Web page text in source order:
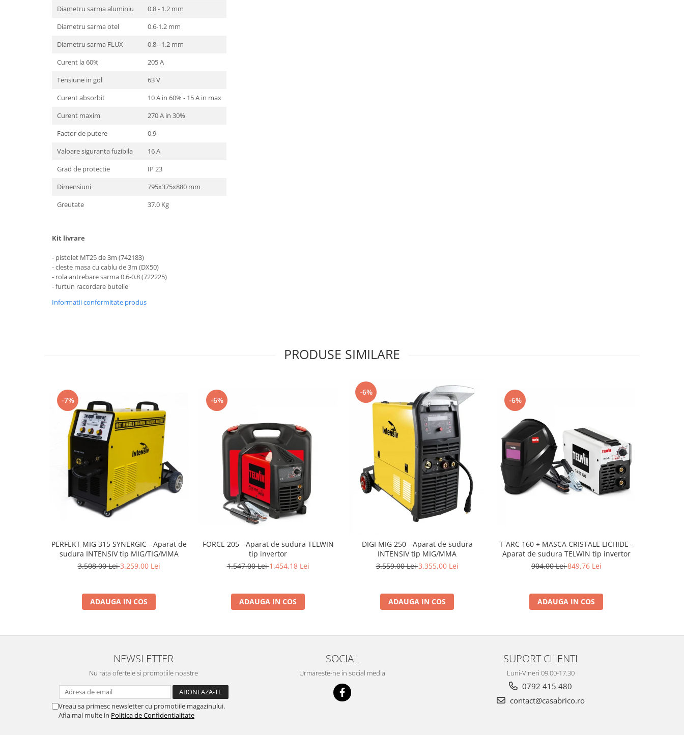
Set mobilier gradina
Canapele de gradina
Scaune gradina
Masini de gaurit
Masini de gaurit cu percutie
Masini de insurubat
Masini de insurubat cu impact
Rindele electrice
Capsatoare electrice
Lanterne acumulator
Utilaje pentru constructii
Placi compactoare
Maiuri compactoare
Cilindri vibrocompactori
Taietoare materiale
Ventilatoare industriale
Carote diamantate
Masini de canelat
Discuri diamantate
Diametru sarma aluminiu
0.8 - 1.2 mm
Diametru sarma otel
0.6-1.2 mm
Diametru sarma FLUX
0.8 - 1.2 mm
Curent la 60%
205 A
Tensiune in gol
63 V
Curent absorbit
10 A in 60% - 15 A in max
Curent maxim
270 A in 30%
Factor de putere
0.9
Valoare siguranta fuzibila
16 A
Grad de protectie
IP 23
Dimensiuni
795x375x880 mm
Greutate
37.0 Kg
Kit livrare
- pistolet MT25 de 3m (742183)
- cleste masa cu cablu de 3m (DX50)
- rola antrebare sarma 0.6-0.8 (722225)
- furtun racordare butelie
Informatii conformitate produs
PRODUSE SIMILARE
-7%
PERFEKT MIG 315 SYNERGIC - Aparat de
sudura INTENSIV tip MIG/TIG/MMA
3.508,00 Lei3.259,00 Lei
ADAUGA IN COS
-6%
FORCE 205 - Aparat de sudura TELWIN
tip invertor
1.547,00 Lei1.454,18 Lei
ADAUGA IN COS
-6%
DIGI MIG 250 - Aparat de sudura
INTENSIV tip MIG/MMA
3.559,00 Lei3.355,00 Lei
ADAUGA IN COS
-6%
T-ARC 160 + MASCA CRISTALE LICHIDE -
Aparat de sudura TELWIN tip invertor
904,00 Lei849,76 Lei
ADAUGA IN COS
NEWSLETTER
Nu rata ofertele si promotiile noastre
Vreau sa primesc newsletter cu promotiile magazinului.
Afla mai multe in Politica de Confidentialitate
SOCIAL
Urmareste-ne in social media
SUPORT CLIENTI
Luni-Vineri 09.00-17.30
0792 415 480
contact@casabrico.ro